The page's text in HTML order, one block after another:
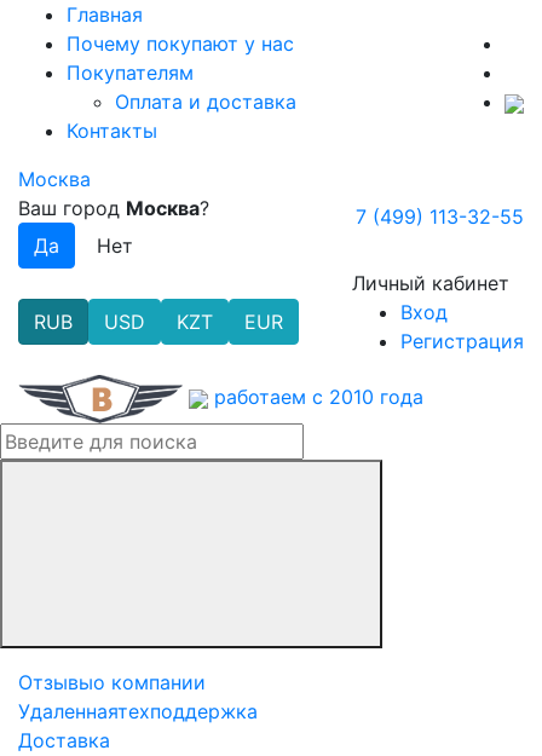
Главная
Почему покупают у нас
Покупателям
Оплата и доставка
Контакты
Москва
Ваш город Москва? 7 (499) 113-32-55
RUB USD KZT EUR
Личный кабинет
Вход
Регистрация
работаем с 2010 года
Отзывыо компании
Удаленнаятехподдержка
Доставка